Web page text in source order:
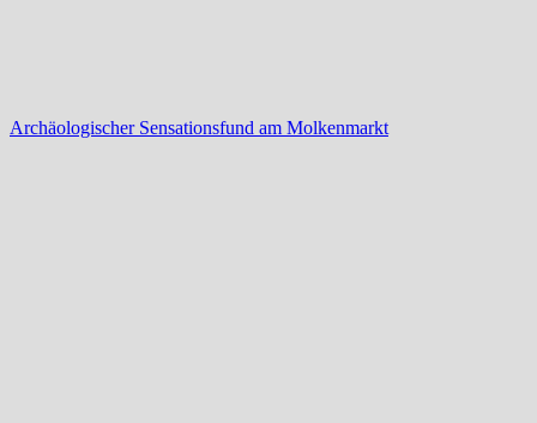
Archäologischer Sensationsfund am Molkenmarkt